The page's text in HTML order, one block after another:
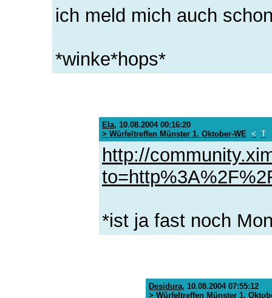
ich meld mich auch
*winke*hops*
Ela, 10.08.2004 00:16:20
> Würfeltreffen Münster 1. Oktober-WE < T
http://
*ist ja fast noch
Desidura, 10.08.2004 07:55:12
> Würfeltreffen Münster 1.